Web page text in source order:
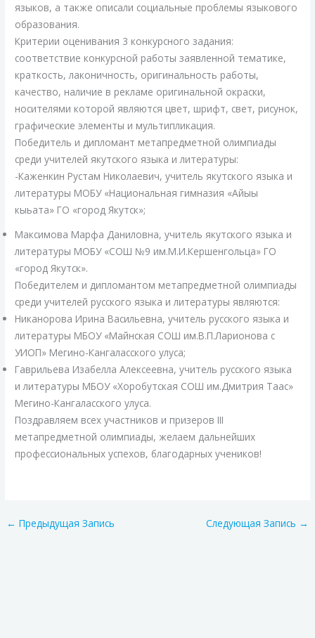
языков, а также описали социальные проблемы языкового
образования.
Критерии оценивания 3 конкурсного задания:
соответствие конкурсной работы заявленной тематике,
краткость, лаконичность, оригинальность работы,
качество, наличие в рекламе оригинальной окраски,
носителями которой являются цвет, шрифт, свет, рисунок,
графические элементы и мультипликация.
Победитель и дипломант метапредметной олимпиады
среди учителей якутского языка и литературы:
-Каженкин Рустам Николаевич, учитель якутского языка и
литературы МОБУ «Национальная гимназия «Айыы
кыьата» ГО «город Якутск»;
Максимова Марфа Даниловна, учитель якутского языка и
литературы МОБУ «СОШ №9 им.М.И.Кершенгольца» ГО
«город Якутск».
Победителем и дипломантом метапредметной олимпиады
среди учителей русского языка и литературы являются:
Никанорова Ирина Васильевна, учитель русского языка и
литературы МБОУ «Майнская СОШ им.В.П.Ларионова с
УИОП» Мегино-Кангаласского улуса;
Гаврильева Изабелла Алексеевна, учитель русского языка
и литературы МБОУ «Хоробутская СОШ им.Дмитрия Таас»
Мегино-Кангаласского улуса.
Поздравляем всех участников и призеров III
метапредметной олимпиады, желаем дальнейших
профессиональных успехов, благодарных учеников!
← Предыдущая Запись Следующая Запись →